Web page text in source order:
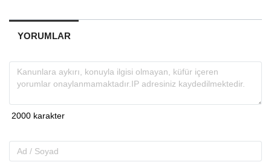
YORUMLAR